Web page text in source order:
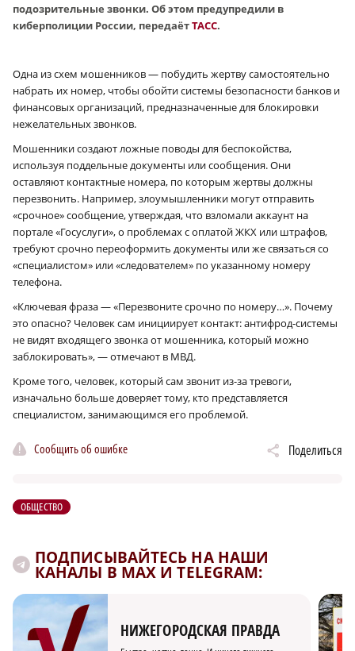
подозрительные звонки. Об этом предупредили в
киберполиции России, передаётТАСС.
Одна из схем мошенников — побудить жертву самостоятельно
набрать их номер, чтобы обойти системы безопасности банков и
финансовых организаций, предназначенные для блокировки
нежелательных звонков.
Мошенники создают ложные поводы для беспокойства,
используя поддельные документы или сообщения. Они
оставляют контактные номера, по которым жертвы должны
перезвонить. Например, злоумышленники могут отправить
«срочное» сообщение, утверждая, что взломали аккаунт на
портале «Госуслуги», о проблемах с оплатой ЖКХ или штрафов,
требуют срочно переоформить документы или же связаться со
«специалистом» или «следователем» по указанному номеру
телефона.
«Ключевая фраза — «Перезвоните срочно по номеру…». Почему
это опасно? Человек сам инициирует контакт: антифрод-системы
не видят входящего звонка от мошенника, который можно
заблокировать», — отмечают в МВД.
Кроме того, человек, который сам звонит из-за тревоги,
изначально больше доверяет тому, кто представляется
специалистом, занимающимся его проблемой.
Сообщить об ошибке Поделиться
ОБЩЕСТВО
ПОДПИСЫВАЙТЕСЬ НА НАШИ
КАНАЛЫ В MAX И TELEGRAM:
НИЖЕГОРОДСКАЯ ПРАВДА